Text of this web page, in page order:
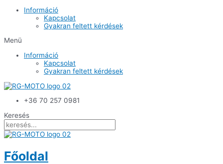
Információ
Kapcsolat
Gyakran feltett kérdések
Menü
Információ
Kapcsolat
Gyakran feltett kérdések
+36 70 257 0981
Keresés
Főoldal